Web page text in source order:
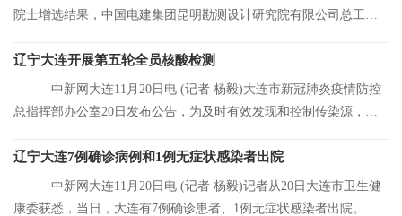
院士增选结果，中国电建集团昆明勘测设计研究院有限公司总工程
辽宁大连开展第五轮全员核酸检测
中新网大连11月20日电 (记者 杨毅)大连市新冠肺炎疫情防控
总指挥部办公室20日发布公告，为及时有效发现和控制传染源，结
辽宁大连7例确诊病例和1例无症状感染者出院
中新网大连11月20日电 (记者 杨毅)记者从20日大连市卫生健
康委获悉，当日，大连有7例确诊患者、1例无症状感染者出院。目